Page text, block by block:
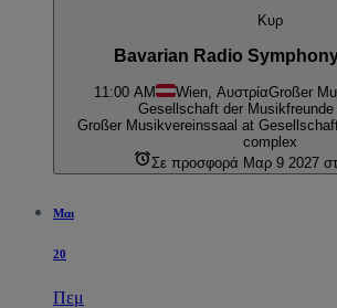
Κυρ
Bavarian Radio
11:00 AM Wien, ΑυστρίαGroßer
Gesellschaft der
Großer Musikvereinssaal at
complex
Σε προσφορά Μαρ 9 2027
Μαι
20
Πεμ